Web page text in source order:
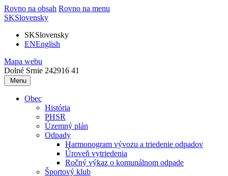
Rovno na obsah Rovno na menu
SKSlovensky
SKSlovensky
ENEnglish
Mapa webu
Dolné Srnie 242916 41
Menu
Obec
História
PHSR
Územný plán
Odpady
Harmonogram vývozu a triedenie odpadov
Úroveň vytriedenia
Ročný výkaz o komunálnom odpade
Športový klub